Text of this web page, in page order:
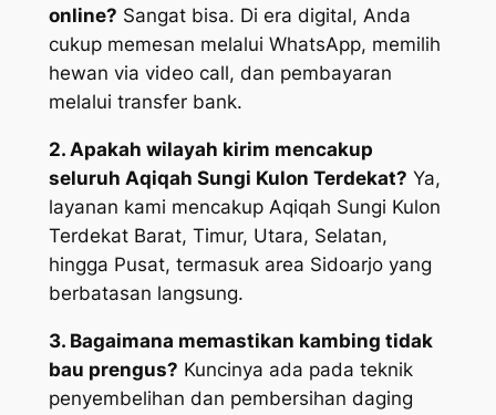
online? Sangat bisa. Di era digital, Anda
cukup memesan melalui WhatsApp, memilih
hewan via video call, dan pembayaran
melalui transfer bank.
2. Apakah wilayah kirim mencakup
seluruh Aqiqah Sungi Kulon Terdekat? Ya,
layanan kami mencakup Aqiqah Sungi Kulon
Terdekat Barat, Timur, Utara, Selatan,
hingga Pusat, termasuk area Sidoarjo yang
berbatasan langsung.
3. Bagaimana memastikan kambing tidak
bau prengus? Kuncinya ada pada teknik
penyembelihan dan pembersihan daging